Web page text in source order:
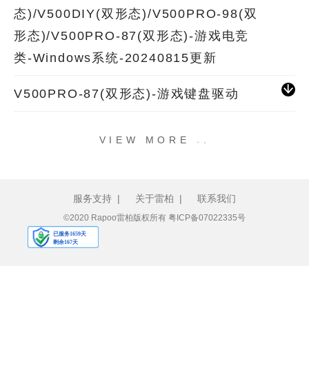
态)/V500DIY(双形态)/V500PRO-98(双
形态)/V500PRO-87(双形态)-游戏电竞
类-Windows系统-20240815更新
V500PRO-87(双形态)-游戏键盘驱动
VIEW MORE .
服务支持 | 关于雷柏 | 联系我们
©2020 Rapoo雷柏版权所有 粤ICP备07022335号